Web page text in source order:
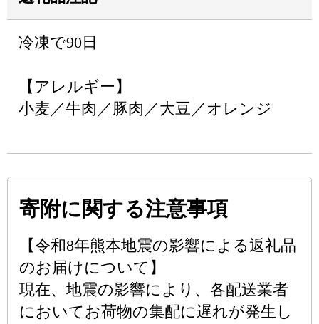
冷凍で90日
【アレルギー】
小麦／牛肉／豚肉／大豆／オレンジ
寄附に関する注意事項
【令和8年熊本地震の影響による返礼品
のお届けについて】
現在、地震の影響により、各配送業者
においてお荷物の集配に遅れが発生し